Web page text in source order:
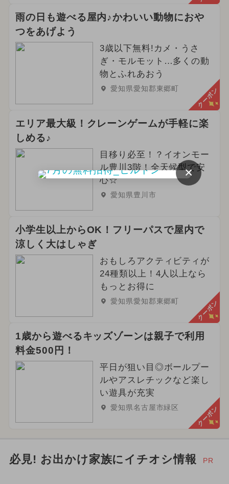
2024年4月のイベント
2025年7月のイベント
2025年2月のイベント
2025年1月のイベント
2024年8月のイベント
2026年6月のイベント
2024年2月のイベント
2025年6月のイベント グルメフェス
2023年12月のイベント
2024年6月のイベント
2024年1月のイベント
2024年10月のイベント 冬休み
ご当地グルメ・限定メニュー 春休み
雨の日も遊べる屋内♪かわいい動物におや
つをあげよう
3歳以下無料!カメ・うさ
ぎ・モルモット…多くの動
物とふれあおう
愛知県愛知郡東郷町 クーポン
エリア最大級！クレーンゲームが手軽に楽
しめる♪
目移り必至！？イオンモー
ル豊川3階！全天候型で安
心☆
愛知県豊川市
小学生以上からOK！フリーパスで屋内で
涼しく大はしゃぎ
おもしろアクティビティが
24種類以上！4人以上なら
もっとお得に
愛知県愛知郡東郷町 クーポン
1歳から遊べるキッズゾーンは親子で利用
料金500円！
平日が狙い目◎ボールプー
ルやアスレチックなど楽し
い遊具が充実
愛知県名古屋市緑区 クーポン
必見! お出かけ家族にイチオシ情報 PR
×